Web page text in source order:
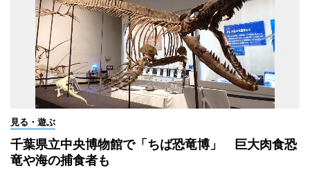
見る・遊ぶ
千葉県立中央博物館で「ちば恐竜博」 巨大肉食恐
竜や海の捕食者も